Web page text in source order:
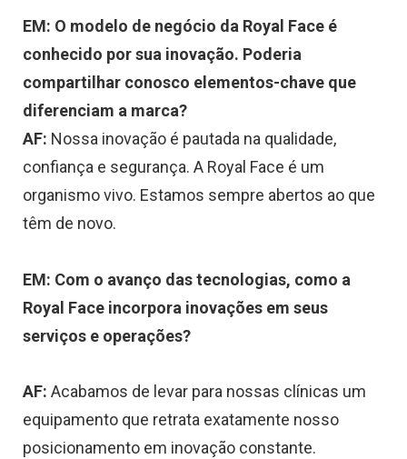
EM: O modelo de negócio da Royal Face é
conhecido por sua inovação. Poderia
compartilhar conosco elementos-chave que
diferenciam a marca?
AF: Nossa inovação é pautada na qualidade,
confiança e segurança. A Royal Face é um
organismo vivo. Estamos sempre abertos ao que
têm de novo.
EM: Com o avanço das tecnologias, como a
Royal Face incorpora inovações em seus
serviços e operações?
AF: Acabamos de levar para nossas clínicas um
equipamento que retrata exatamente nosso
posicionamento em inovação constante.